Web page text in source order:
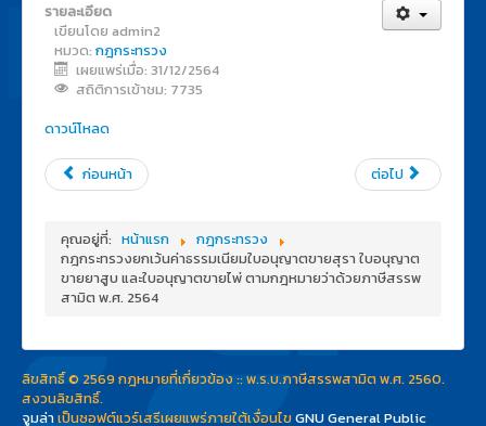
รายละเอียด
เขียนโดย admin2
หมวด: กฎกระทรวง
เผยแพร่เมื่อ: 31/12/2564
สถิติการเข้าชม: 7735
ดาวน์โหลด
ก่อนหน้า ต่อไป
คุณอยู่ที่: หน้าแรก
กฎกระทรวง
กฎกระทรวงยกเว้นค่าธรรมเนียมใบอนุญาตขายสุรา ใบอนุญาต
ขายยาสูบ และใบอนุญาตขายไพ่ ตามกฎหมายว่าด้วยภาษีสรรพ
สามิต พ.ศ. 2564
ลิขสิทธิ์ © 2569 กฎหมายที่เกี่ยวข้อง :: พ.ร.บ.ภาษีสรรพสามิต พ.ศ. 2560.
สงวนลิขสิทธิ์.
จูมล่าเป็นซอฟต์แวร์เสรีเผยแพร่ภายใต้เงื่อนไขGNU General Public